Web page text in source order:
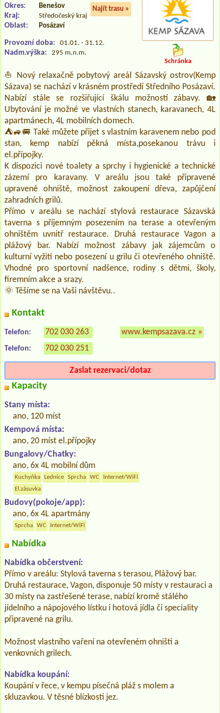
Najít trasu »
Okres: Benešov
Kraj: Středočeský kraj
Oblast: Posázaví
Provozní doba: 01.01. - 31.12.
Nadm.výška:
295 m.n.m.
Schránka
⛵ Nový relaxačně pobytový areál Sázavský ostrov(Kemp
Sázava) se nachází v krásném prostředí Středního Posázaví.
Nabízí stále se rozšiřující škálu možností zábavy. 🏡
Ubytování je možné ve vlastních stanech, karavanech, 4L
apartmánech, 4L mobilních domech.
⛺🚙🚐 Také můžete přijet s vlastním karavenem nebo pod
stan, kemp nabízí pěkná místa,posekanou trávu i
el.přípojky.
K dispozici nové toalety a sprchy i hygienické a technické
zázemí pro karavany. V areálu jsou také připravené
upravené ohniště, možnost zakoupení dřeva, zapůjčení
zahradních grilů.
Přímo v areálu se nachází stylová restaurace Sázavská
taverna s příjemným posezením na terase a otevřeným
ohništěm uvnitř restaurace. Druhá restaurace Vagon a
plážový bar. Nabízí možnost zábavy jak zájemcům o
kulturní vyžití nebo posezení u grilu či otevřeného ohniště.
Vhodné pro sportovní nadšence, rodiny s dětmi, školy,
firemním akce a srazy.
🌞 Těšíme se na Vaši návštěvu..
Kontakt
Telefon: 702 030 263
Telefon: 702 030 251
www.kempsazava.cz »
Zaslat rezervaci/dotaz
Kapacity
Stany místa:
ano, 120 míst
Kempová místa:
ano, 20 míst el.přípojky
Bungalovy/Chatky:
ano, 6x 4L mobilní dům
Kuchyňka Lednice Sprcha WC
Internet/WiFi
El.zásuvka
Budovy(pokoje/app):
ano, 6x 4L apartmány
Sprcha WC Internet/WiFi
Nabídka
Nabídka občerstvení:
Přímo v areálu: Stylová taverna s terasou, Plážový bar.
Druhá restaurace, Vagon, disponuje 50 místy v restauraci a
30 místy na zastřešené terase, nabízí kromě stálého
jídelního a nápojového lístku i hotová jídla či speciality
připravené na grilu.
Možnost vlastního vaření na otevřeném ohništi a
venkovních grilech.
Nabídka koupání:
Koupání v řece, v kempu písečná pláž s molem a
skluzavkou. V těsné blízkosti jez.